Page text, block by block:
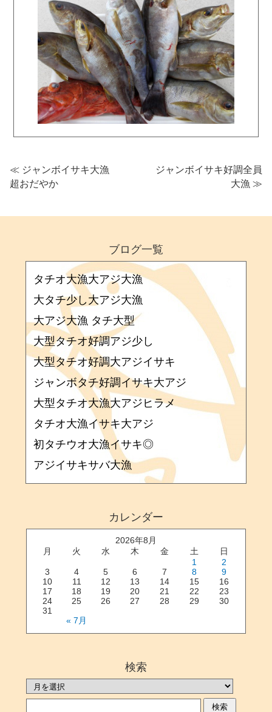
≪ ジャンボイサキ大漁
超おだやか
ジャンボイサキ好調全員
大漁 ≫
ブログ一覧
タチオ大漁大アジ大漁
大タチ少し大アジ大漁
大アジ大漁 タチ大型
大型タチオ好調アジ少し
大型タチオ好調大アジイサキ
ジャンボタチ好調イサキ大アジ
大型タチオ大漁大アジヒラメ
タチオ大漁イサキ大アジ
初タチウオ大漁イサキ◎
アジイサキサバ大漁
カレンダー
2026年8月
月
火 水 木 金 土 日
« 7月
1
2
3
4 5 6 7 8
9
10
11 12 13 14 15
16
17
18 19 20 21 22
23
24
25 26 27 28 29
30
31
検索